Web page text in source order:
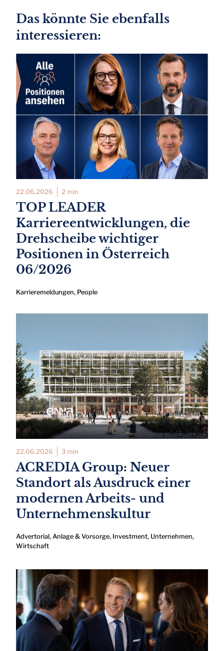
Das könnte Sie ebenfalls
interessieren:
22.06.2026 2 min
TOP LEADER
Karriereentwicklungen, die
Drehscheibe wichtiger
Positionen in Österreich
06/2026
Karrieremeldungen, People
22.06.2026 3 min
ACREDIA Group: Neuer
Standort als Ausdruck einer
modernen Arbeits- und
Unternehmenskultur
Advertorial, Anlage & Vorsorge, Investment, Unternehmen,
Wirtschaft